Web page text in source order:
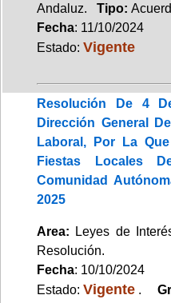
Andaluz. Tipo:
Fecha: 11/10/2024
Estado: Vigente
Resolución De 4
Dirección General
Laboral, Por La
Fiestas Locales
Comunidad
2025
Area: Leyes de
Resolución.
Fecha: 10/10/2024
Estado: Vigente .